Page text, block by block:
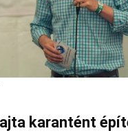
karantént